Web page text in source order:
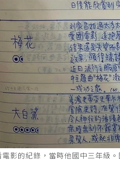
影的紀錄，當時他國中三年級